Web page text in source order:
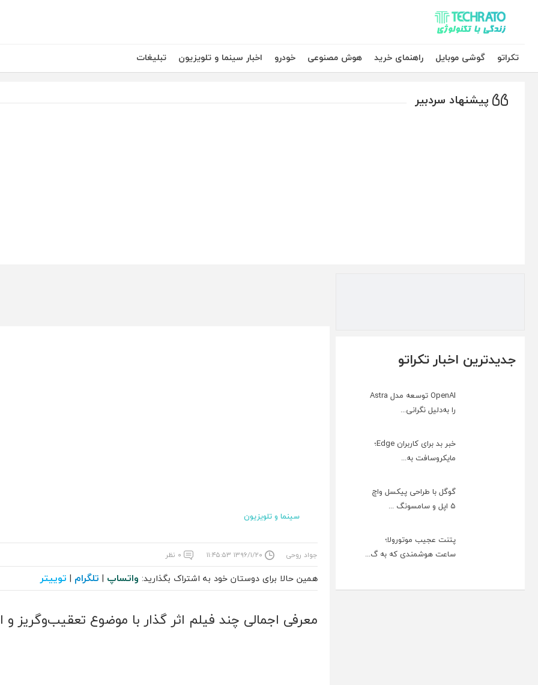
تکراتو – زندگی با تکنولوژی
تکراتو
گوشی موبایل راهنمای خرید هوش مصنوعی خودرو اخبار سینما و تلویزیون تبلیغات
پیشنهاد سردبیر
جدیدترین اخبار تکراتو
OpenAI توسعه مدل Astra
را به‌دلیل نگرانی...
خبر بد برای کاربران Edge؛
مایکروسافت به‌...
گوگل با طراحی پیکسل واچ
۵ اپل و سامسونگ ...
پتنت عجیب موتورولا؛
ساعت هوشمندی که به گ...
سینما و تلویزیون
جواد روحی ۱۳۹۶/۱/۲۰ ۱۱:۴۵:۵۳ ۰ نظر
همین حالا برای دوستان خود به اشتراک بگذارید: واتساپ | تلگرام | توییتر
معرفی اجمالی چند فیلم اثر گذار با موضوع تعقیب‌وگریز و